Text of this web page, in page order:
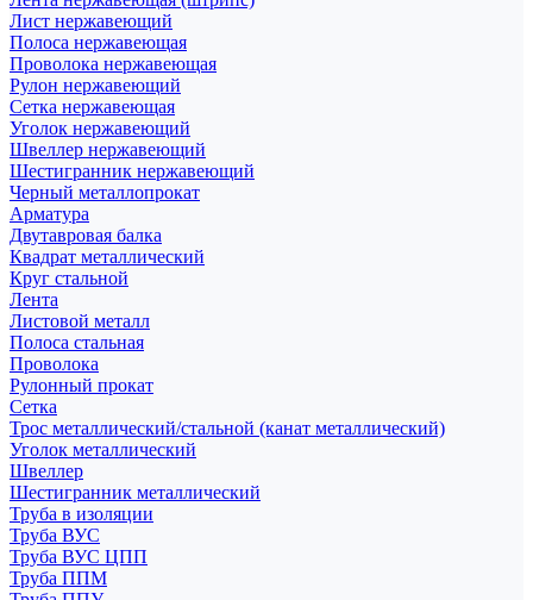
Лист нержавеющий
Полоса нержавеющая
Проволока нержавеющая
Рулон нержавеющий
Сетка нержавеющая
Уголок нержавеющий
Швеллер нержавеющий
Шестигранник нержавеющий
Черный металлопрокат
Арматура
Двутавровая балка
Квадрат металлический
Круг стальной
Лента
Листовой металл
Полоса стальная
Проволока
Рулонный прокат
Сетка
Трос металлический/стальной (канат металлический)
Уголок металлический
Швеллер
Шестигранник металлический
Труба в изоляции
Труба ВУС
Труба ВУС ЦПП
Труба ППМ